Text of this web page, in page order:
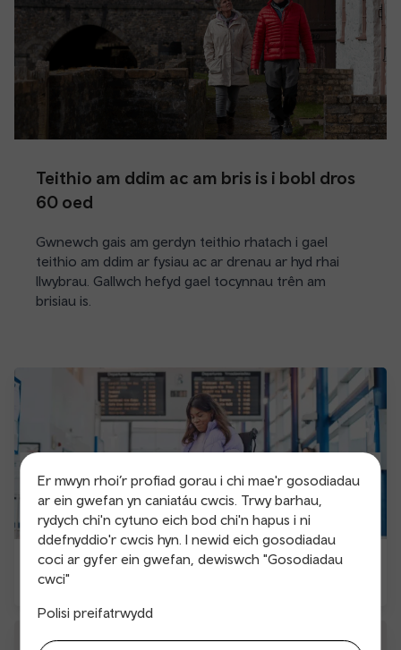
Er mwyn rhoi’r profiad gorau i chi mae'r gosodiadau
ar ein gwefan yn caniatáu cwcis. Trwy barhau,
rydych chi'n cytuno eich bod chi'n hapus i ni
ddefnyddio'r cwcis hyn. I newid eich gosodiadau
coci ar gyfer ein gwefan, dewiswch "Gosodiadau
cwci"
Polisi preifatrwydd
Teithio am ddim ac am bris is i bobl dros
60 oed
Gwnewch gais am gerdyn teithio rhatach i gael
teithio am ddim ar fysiau ac ar drenau ar hyd rhai
llwybrau. Gallwch hefyd gael tocynnau trên am
brisiau is.
Teithio hygyrch